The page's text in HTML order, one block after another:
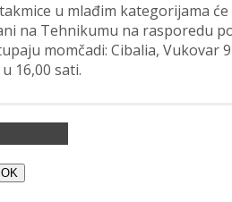
u mlađim kategorijama
na Tehnikumu na rasporedu
momčadi: Cibalia, Vukovar
16,00 sati.
Search
OK